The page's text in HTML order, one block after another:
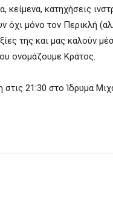
κατηχήσεις
όχι μόνο τον Περικλή
της και μας καλούν
ονομάζουμε Κράτος.
21:30 στο Ίδρυμα